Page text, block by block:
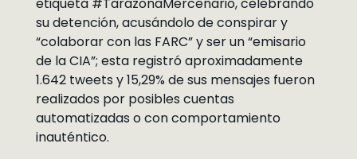
su detención, acusándolo de conspirar y
“colaborar con las FARC” y ser un “emisario
de la CIA”; esta registró aproximadamente
1.642 tweets y 15,29% de sus mensajes fueron
realizados por posibles cuentas
automatizadas o con comportamiento
inauténtico.